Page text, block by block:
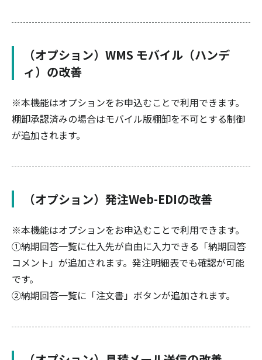
（オプション）WMS モバイル（ハンデ
ィ）の改善
※本機能はオプションをお申込むことで利用できます。
棚卸承認済みの場合はモバイル版棚卸を不可とする制御
が追加されます。
（オプション）発注Web-EDIの改善
※本機能はオプションをお申込むことで利用できます。
①納期回答一覧に仕入先が自由に入力できる「納期回答
コメント」が追加されます。発注明細表でも確認が可能
です。
②納期回答一覧に「注文書」ボタンが追加されます。